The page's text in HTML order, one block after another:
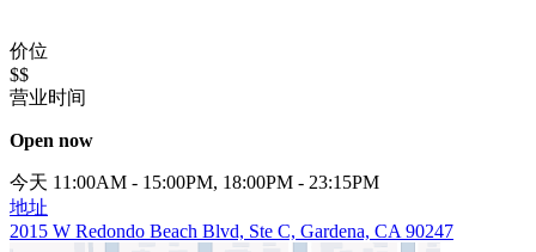
价位
$$
营业时间
Open now
今天 11:00AM - 15:00PM, 18:00PM - 23:15PM
地址
2015 W Redondo Beach Blvd, Ste C, Gardena, CA 90247